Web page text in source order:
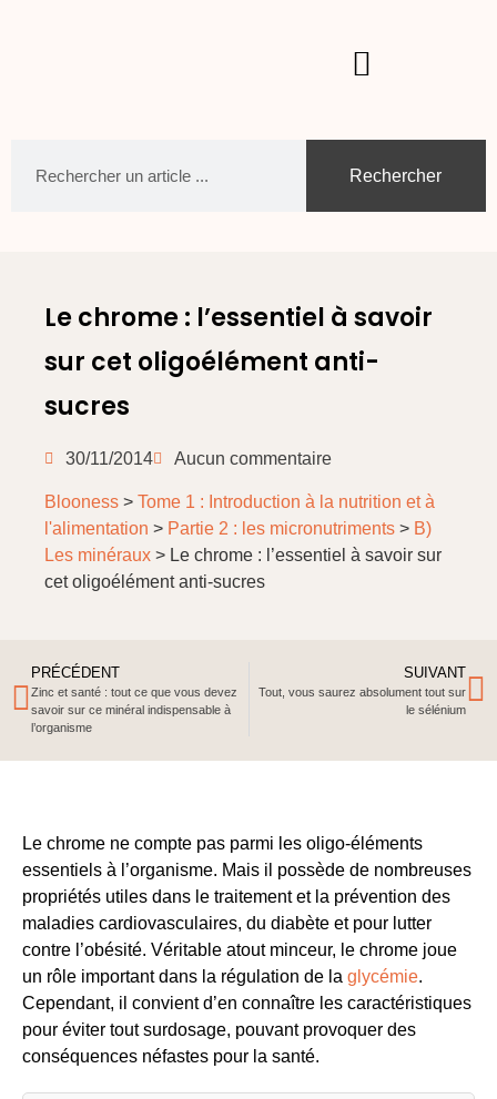
Rechercher
Le chrome : l’essentiel à savoir
sur cet oligoélément anti-
sucres
30/11/2014 Aucun commentaire
Blooness > Tome 1 : Introduction à la nutrition et à
l'alimentation > Partie 2 : les micronutriments > B)
Les minéraux > Le chrome : l’essentiel à savoir sur
cet oligoélément anti-sucres
PRÉCÉDENT
Zinc et santé : tout ce que vous devez
savoir sur ce minéral indispensable à
l’organisme
SUIVANT
Tout, vous saurez absolument tout sur
le sélénium
Le chrome ne compte pas parmi les oligo-éléments
essentiels à l’organisme. Mais il possède de nombreuses
propriétés utiles dans le traitement et la prévention des
maladies cardiovasculaires, du diabète et pour lutter
contre l’obésité. Véritable atout minceur, le chrome joue
un rôle important dans la régulation de la glycémie.
Cependant, il convient d’en connaître les caractéristiques
pour éviter tout surdosage, pouvant provoquer des
conséquences néfastes pour la santé.